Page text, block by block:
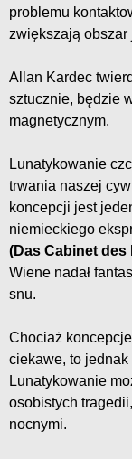
problemu
zwiększają obszar
Allan Kardec
sztucznie, będzie
magnetycznym.
Lunatykowanie
trwania naszej
koncepcji jest
niemieckiego
(Das Cabinet des
Wiene nadał
snu.
Chociaż
ciekawe, to jednak
Lunatykowanie
osobistych
nocnymi.